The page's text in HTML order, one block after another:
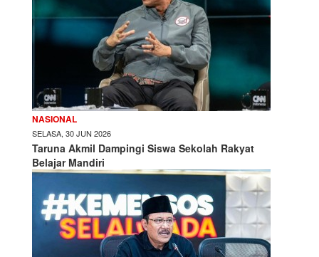
NASIONAL
SELASA, 30 JUN 2026
Taruna Akmil Dampingi Siswa Sekolah Rakyat
Belajar Mandiri